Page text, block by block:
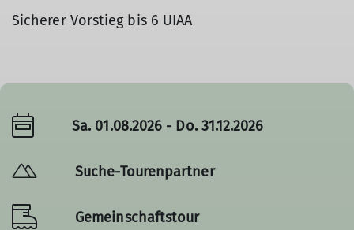
Sicherer Vorstieg bis 6 UIAA
Sa. 01.08.2026 - Do. 31.12.2026
Suche-Tourenpartner
Gemeinschaftstour